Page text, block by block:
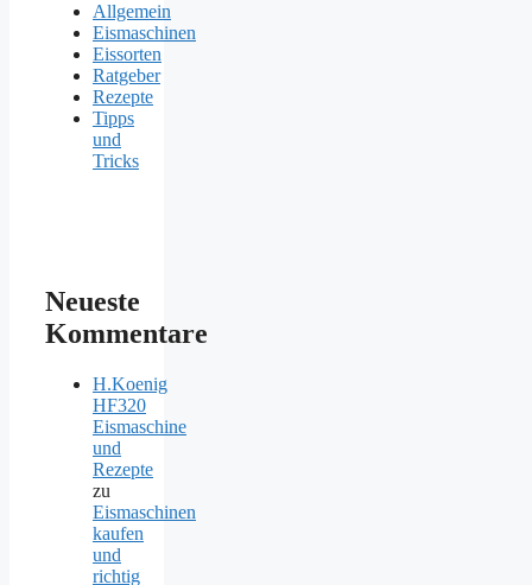
Allgemein
Eismaschinen
Eissorten
Ratgeber
Rezepte
Tipps
und
Tricks
Neueste
Kommentare
H.Koenig
HF320
Eismaschine
und
Rezepte
zu
Eismaschinen
kaufen
und
richtig